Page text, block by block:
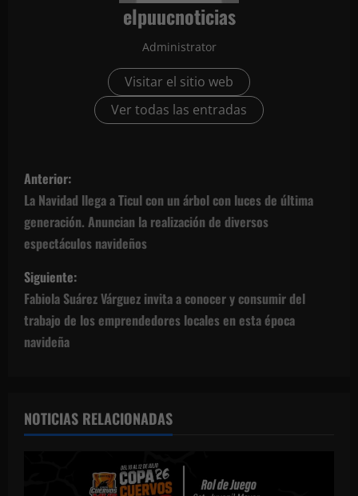
elpuucnoticias
Administrator
Visitar el sitio web
Ver todas las entradas
N
a
v
e
g
a
i
ó
Anterior:
La Navidad llega a Ticul con un árbol con luces de última
generación. Anuncian la realización de diversos
espectáculos navideños
Siguiente:
Fabiola Suárez Várguez invita a conocer y consumir del
trabajo de los emprendedores locales en esta época
navideña
NOTICIAS RELACIONADAS